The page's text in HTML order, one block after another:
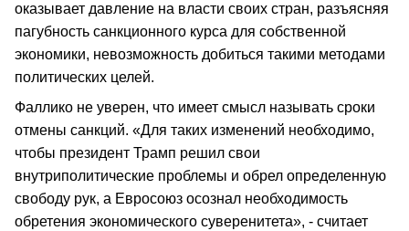
оказывает давление на власти своих стран, разъясняя
пагубность санкционного курса для собственной
экономики, невозможность добиться такими методами
политических целей.
Фаллико не уверен, что имеет смысл называть сроки
отмены санкций. «Для таких изменений необходимо,
чтобы президент Трамп решил свои
внутриполитические проблемы и обрел определенную
свободу рук, а Евросоюз осознал необходимость
обретения экономического суверенитета», - считает